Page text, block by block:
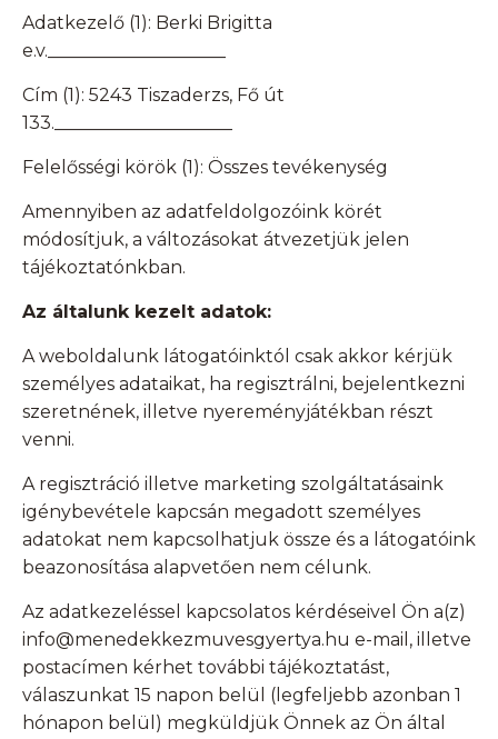
Adatkezelő (1): Berki Brigitta
e.v.____________________
Cím (1): 5243 Tiszaderzs, Fő út
133.____________________
Felelősségi körök (1): Összes tevékenység
Amennyiben az adatfeldolgozóink körét
módosítjuk, a változásokat átvezetjük jelen
tájékoztatónkban.
Az általunk kezelt adatok:
A weboldalunk látogatóinktól csak akkor kérjük
személyes adataikat, ha regisztrálni, bejelentkezni
szeretnének, illetve nyereményjátékban részt
venni.
A regisztráció illetve marketing szolgáltatásaink
igénybevétele kapcsán megadott személyes
adatokat nem kapcsolhatjuk össze és a látogatóink
beazonosítása alapvetően nem célunk.
Az adatkezeléssel kapcsolatos kérdéseivel Ön a(z)
info@menedekkezmuvesgyertya.hu e-mail, illetve
postacímen kérhet további tájékoztatást,
válaszunkat 15 napon belül (legfeljebb azonban 1
hónapon belül) megküldjük Önnek az Ön által